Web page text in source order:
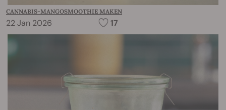
CANNABIS-MANGOSMOOTHIE MAKEN
22 Jan 2026 17